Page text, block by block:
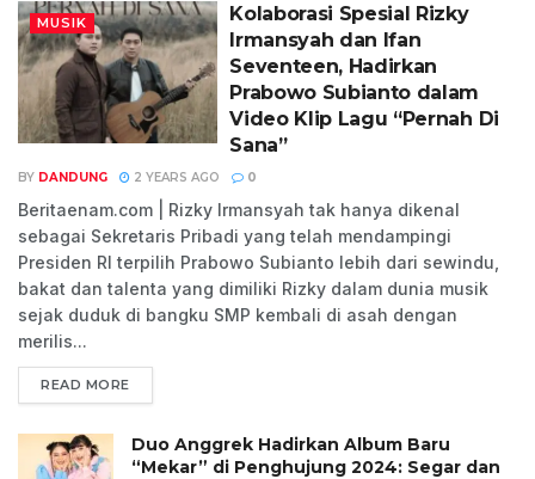
MUSIK
Kolaborasi Spesial Rizky
Irmansyah dan Ifan
Seventeen, Hadirkan
Prabowo Subianto dalam
Video Klip Lagu “Pernah Di
Sana”
BY DANDUNG 2 YEARS AGO 0
Beritaenam.com | Rizky Irmansyah tak hanya dikenal
sebagai Sekretaris Pribadi yang telah mendampingi
Presiden RI terpilih Prabowo Subianto lebih dari sewindu,
bakat dan talenta yang dimiliki Rizky dalam dunia musik
sejak duduk di bangku SMP kembali di asah dengan
merilis...
READ MORE
Duo Anggrek Hadirkan Album Baru
“Mekar” di Penghujung 2024: Segar dan